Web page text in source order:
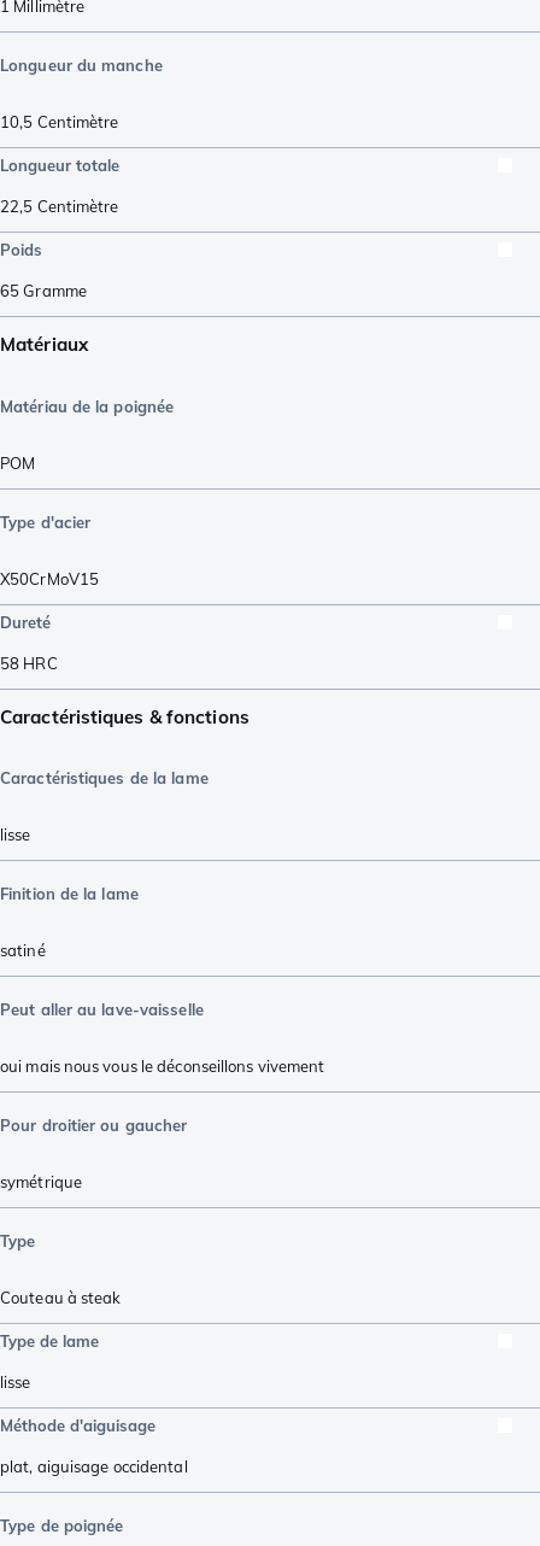
1 Millimètre
Longueur du manche
10,5 Centimètre
Longueur totale
22,5 Centimètre
Poids
65Gramme
Matériaux
Matériau de la poignée
POM
Type d'acier
X50CrMoV15
Dureté
58 HRC
Caractéristiques & fonctions
Caractéristiques de la lame
lisse
Finition de la lame
satiné
Peut aller au lave-vaisselle
oui mais nous vous le déconseillons vivement
Pour droitier ou gaucher
symétrique
Type
Couteau à steak
Type de lame
lisse
Méthode d'aiguisage
plat, aiguisage occidental
Type de poignée